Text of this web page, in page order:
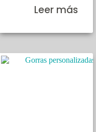
Leer más